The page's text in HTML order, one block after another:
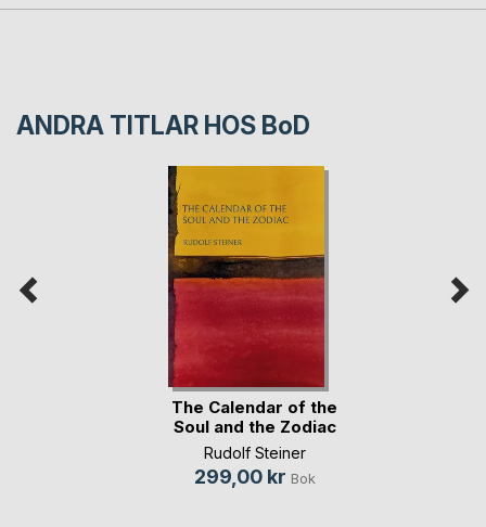
ANDRA TITLAR HOS BoD
The Calendar of the
Soul and the Zodiac
Rudolf Steiner
299,00 kr Bok